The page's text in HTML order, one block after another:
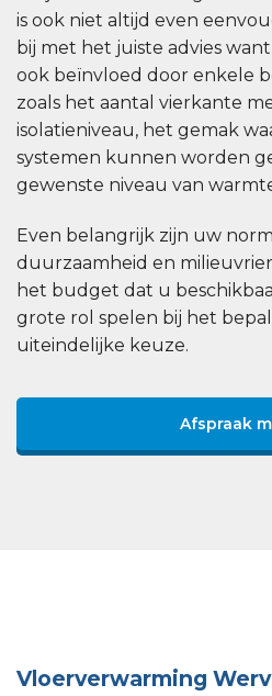
is ook niet altijd even
bij met het juiste advies
ook beïnvloed door enkele
zoals het aantal vierkante
isolatieniveau, het gemak
systemen kunnen worden
gewenste niveau van
Even belangrijk zijn uw
duurzaamheid en
het budget dat u
grote rol spelen bij het
uiteindelijke keuze.
Afspraak
Vloerverwarming